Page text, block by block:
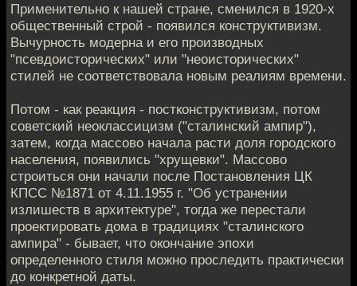
Применительно к нашей стране, сменился в 1920-х
общественный строй - появился конструктивизм.
Вычурность модерна и его производных
"псевдоисторических" или "неоисторических"
стилей не соответствовала новым реалиям времени.
Потом - как реакция - постконструктивизм, потом
советский неоклассицизм ("сталинский ампир"),
затем, когда массово начала расти доля городского
населения, появились "хрущевки". Массово
строиться они начали после Постановления ЦК
КПСС №1871 от 4.11.1955 г. "Об устранении
излишеств в архитектуре", тогда же перестали
проектировать дома в традициях "сталинского
ампира" - бывает, что окончание эпохи
определенного стиля можно проследить практически
до конкретной даты.